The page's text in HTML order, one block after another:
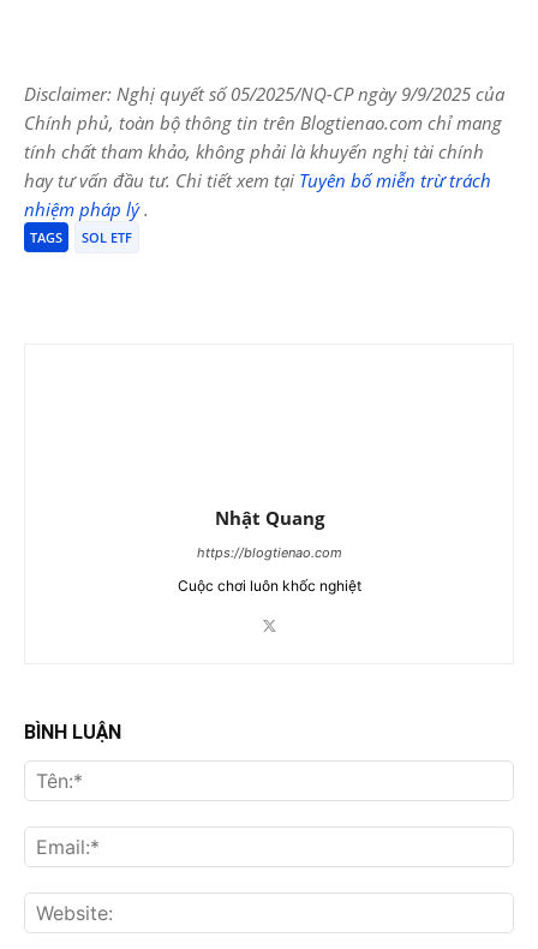
Disclaimer: Nghị quyết số 05/2025/NQ-CP ngày 9/9/2025 của
Chính phủ, toàn bộ thông tin trên Blogtienao.com chỉ mang
tính chất tham khảo, không phải là khuyến nghị tài chính
hay tư vấn đầu tư. Chi tiết xem tại Tuyên bố miễn trừ trách
nhiệm pháp lý.
TAGS SOL ETF
Nhật Quang
https://blogtienao.com
Cuộc chơi luôn khốc nghiệt
BÌNH LUẬN